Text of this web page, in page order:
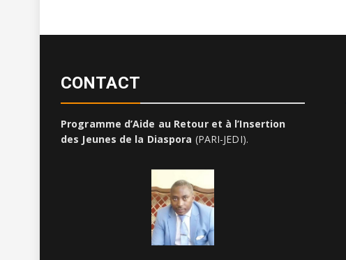
CONTACT
Programme d’Aide au Retour et à l’Insertion
des Jeunes de la Diaspora (PARI-JEDI).